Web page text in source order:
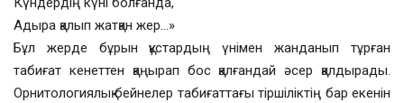
Адыра қалып жатқан жер…»
Бұл жерде бұрын құстардың үнімен жанданып тұрған
табиғат кенеттен қаңырап бос қалғандай әсер қалдырады.
Орнитологиялық бейнелер табиғаттағы тіршіліктің бар екенін